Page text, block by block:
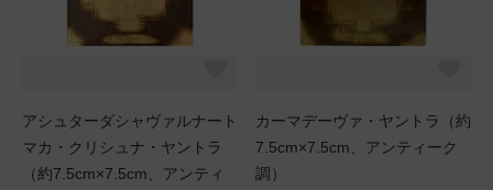
アシュターダシャヴァルナート
マカ・クリシュナ・ヤントラ
（約7.5cm×7.5cm、アンティ
カーマデーヴァ・ヤントラ（約
7.5cm×7.5cm、アンティーク
調）